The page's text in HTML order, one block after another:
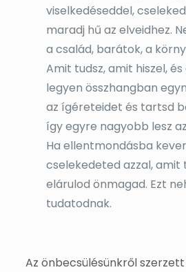
viselkedéseddel,
maradj hű az elveidhez.
a család, barátok, a
Amit tudsz, amit hiszel,
legyen összhangban
az ígéreteidet és tartsd
így egyre nagyobb lesz
Ha ellentmondásba
cselekedeted azzal, amit
elárulod önmagad. Ezt
tudatodnak.
Az önbecsülésünkről szerzett